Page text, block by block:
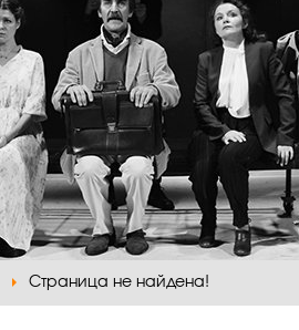
Страница не найдена!